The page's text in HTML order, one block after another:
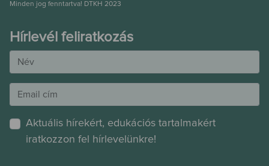
Minden jog fenntartva! DTKH 2023
Hírlevél feliratkozás
Aktuális hírekért, edukációs tartalmakért
iratkozzon fel hírlevelünkre!